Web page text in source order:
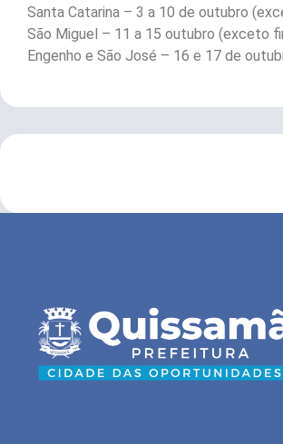
Santa Catarina – 3 a 10 de outubro
São Miguel – 11 a 15 outubro (exceto
Engenho e São José – 16 e 17 de